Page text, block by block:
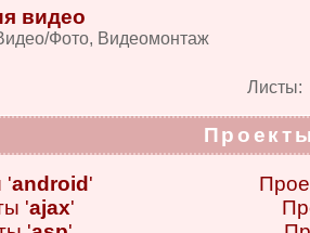
видео
Фото, Видеомонтаж
Листы:
'android '
'ajax'